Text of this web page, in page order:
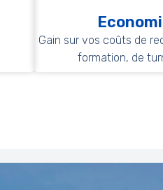
Gain sur vos coûts de
formation, de